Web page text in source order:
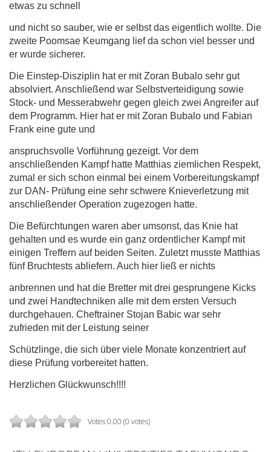
etwas zu schnell
und nicht so sauber, wie er selbst das eigentlich wollte. Die
zweite Poomsae Keumgang lief da schon viel besser und
er wurde sicherer.
Die Einstep-Disziplin hat er mit Zoran Bubalo sehr gut
absolviert. Anschließend war Selbstverteidigung sowie
Stock- und Messerabwehr gegen gleich zwei Angreifer auf
dem Programm. Hier hat er mit Zoran Bubalo und Fabian
Frank eine gute und
anspruchsvolle Vorführung gezeigt. Vor dem
anschließenden Kampf hatte Matthias ziemlichen Respekt,
zumal er sich schon einmal bei einem Vorbereitungskampf
zur DAN- Prüfung eine sehr schwere Knieverletzung mit
anschließender Operation zugezogen hatte.
Die Befürchtungen waren aber umsonst, das Knie hat
gehalten und es wurde ein ganz ordentlicher Kampf mit
einigen Treffern auf beiden Seiten. Zuletzt musste Matthias
fünf Bruchtests abliefern. Auch hier ließ er nichts
anbrennen und hat die Bretter mit drei gesprungene Kicks
und zwei Handtechniken alle mit dem ersten Versuch
durchgehauen. Cheftrainer Stojan Babic war sehr
zufrieden mit der Leistung seiner
Schützlinge, die sich über viele Monate konzentriert auf
diese Prüfung vorbereitet hatten.
Herzlichen Glückwunsch!!!!
Votes 0.00 (0 votes)